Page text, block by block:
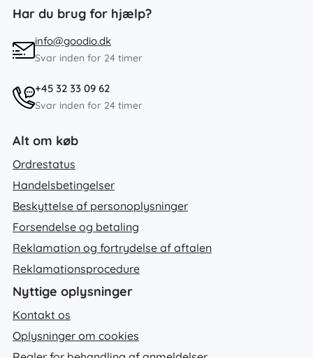
Har du brug for hjælp?
info@goodio.dk
Svar inden for 24 timer
+45 32 33 09 62
Svar inden for 24 timer
Alt om køb
Ordrestatus
Handelsbetingelser
Beskyttelse af personoplysninger
Forsendelse og betaling
Reklamation og fortrydelse af aftalen
Reklamationsprocedure
Nyttige oplysninger
Kontakt os
Oplysninger om cookies